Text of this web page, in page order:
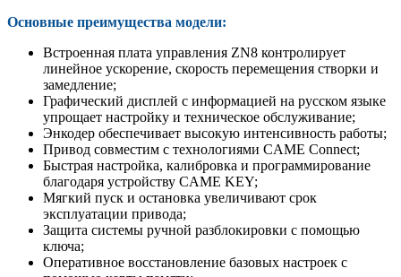
Основные преимущества модели:
Встроенная плата управления ZN8 контролирует
линейное ускорение, скорость перемещения створки и
замедление;
Графический дисплей с информацией на русском языке
упрощает настройку и техническое обслуживание;
Энкодер обеспечивает высокую интенсивность работы;
Привод совместим с технологиями CAME Connect;
Быстрая настройка, калибровка и программирование
благодаря устройству CAME KEY;
Мягкий пуск и остановка увеличивают срок
эксплуатации привода;
Защита системы ручной разблокировки с помощью
ключа;
Оперативное восстановление базовых настроек с